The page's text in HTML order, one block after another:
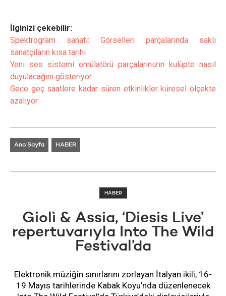
İlginizi çekebilir:
Spektrogram sanatı: Görselleri parçalarında saklı
sanatçıların kısa tarihi
Yeni ses sistemi emülatörü parçalarınızın kulüpte nasıl
duyulacağını gösteriyor
Gece geç saatlere kadar süren etkinlikler küresel ölçekte
azalıyor
Ana Sayfa HABER
HABER
Giolì & Assia, ‘Diesis Live’
repertuvarıyla Into The Wild
Festival’da
Elektronik müziğin sınırlarını zorlayan İtalyan ikili, 16-
19 Mayıs tarihlerinde Kabak Koyu’nda düzenlenecek